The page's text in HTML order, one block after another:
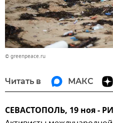
© greenpeace.ru
Читать в МАКС
СЕВАСТОПОЛЬ, 19 ноя -